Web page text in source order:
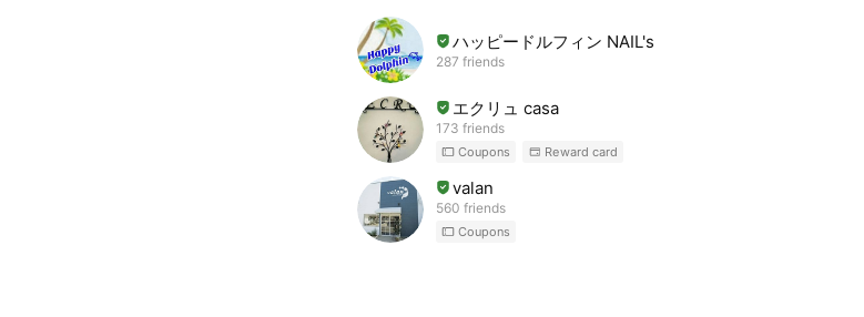
ハッピードルフィン NAIL's
287 friends
エクリュ casa
173 friends
Coupons Reward card
valan
560 friends
Coupons